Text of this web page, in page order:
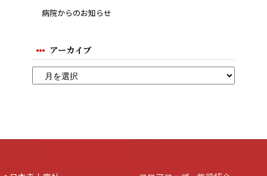
病院からのお知らせ
アーカイブ